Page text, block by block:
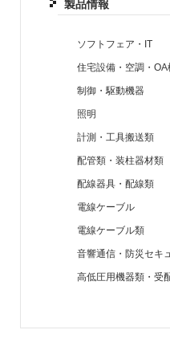
製品情報
ソフトフェア・IT
住宅設備・空調・OA
制御・駆動機器
照明
計測・工具搬送類
配管類・装柱器材類
配線器具・配線類
電線ケーブル
電線ケーブル類
音響通信・防災セキ
高低圧用機器類・受